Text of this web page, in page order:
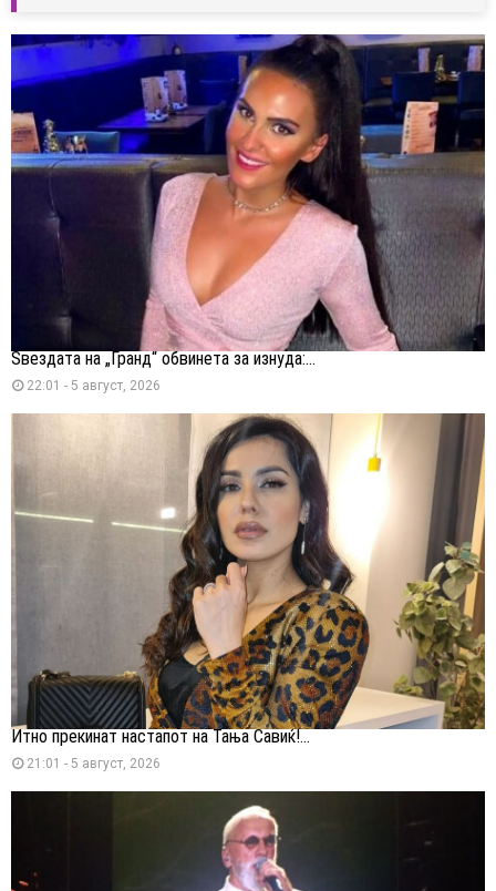
Ѕвездата на „Гранд“ обвинета за изнуда:...
22:01 - 5 август, 2026
Итно прекинат настапот на Тања Савиќ!...
21:01 - 5 август, 2026